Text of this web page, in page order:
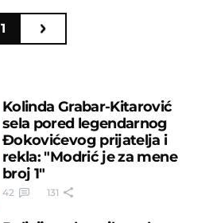
1
Kolinda Grabar-Kitarović
sela pored legendarnog
Đokovićevog prijatelja i
rekla: "Modrić je za mene
broj 1"
42 131